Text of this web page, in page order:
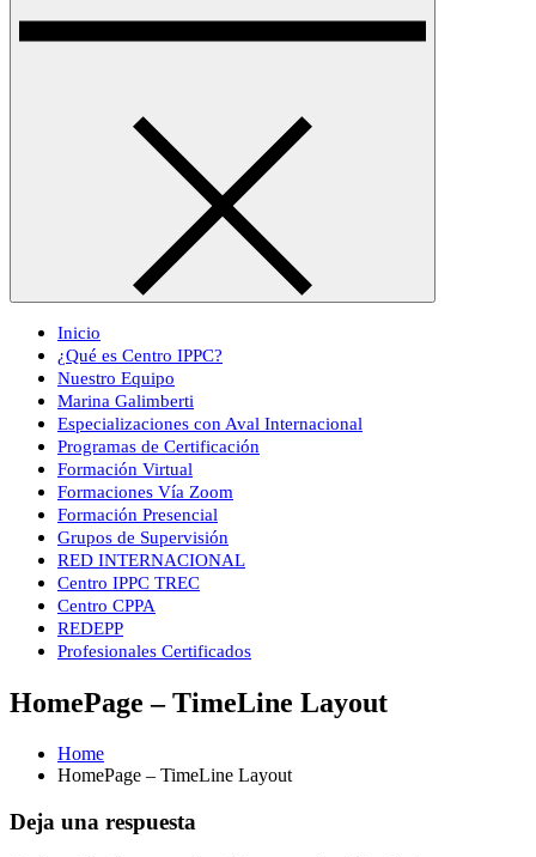
Inicio
¿Qué es Centro IPPC?
Nuestro Equipo
Marina Galimberti
Especializaciones con Aval Internacional
Programas de Certificación
Formación Virtual
Formaciones Vía Zoom
Formación Presencial
Grupos de Supervisión
RED INTERNACIONAL
Centro IPPC TREC
Centro CPPA
REDEPP
Profesionales Certificados
HomePage – TimeLine Layout
Home
HomePage – TimeLine Layout
Deja una respuesta